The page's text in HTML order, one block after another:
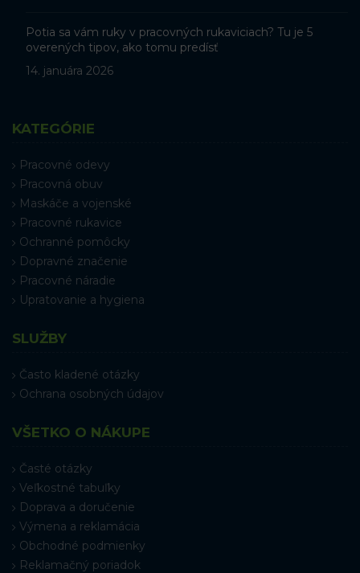
Potia sa vám ruky v pracovných rukaviciach? Tu je 5
overených tipov, ako tomu predísť
14. januára 2026
KATEGÓRIE
Pracovné odevy
Pracovná obuv
Maskáče a vojenské
Pracovné rukavice
Ochranné pomôcky
Dopravné značenie
Pracovné náradie
Upratovanie a hygiena
SLUŽBY
Často kladené otázky
Ochrana osobných údajov
VŠETKO O NÁKUPE
Časté otázky
Veľkostné tabuľky
Doprava a doručenie
Výmena a reklamácia
Obchodné podmienky
Reklamačný poriadok